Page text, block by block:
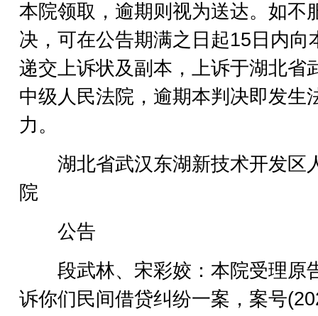
本院领取，逾期则视为送达。如不
决，可在公告期满之日起15日内向
递交上诉状及副本，上诉于湖北省
中级人民法院，逾期本判决即发生
力。
湖北省武汉东湖新技术开发区
院
公告
段武林、宋彩姣：本院受理原
诉你们民间借贷纠纷一案，案号